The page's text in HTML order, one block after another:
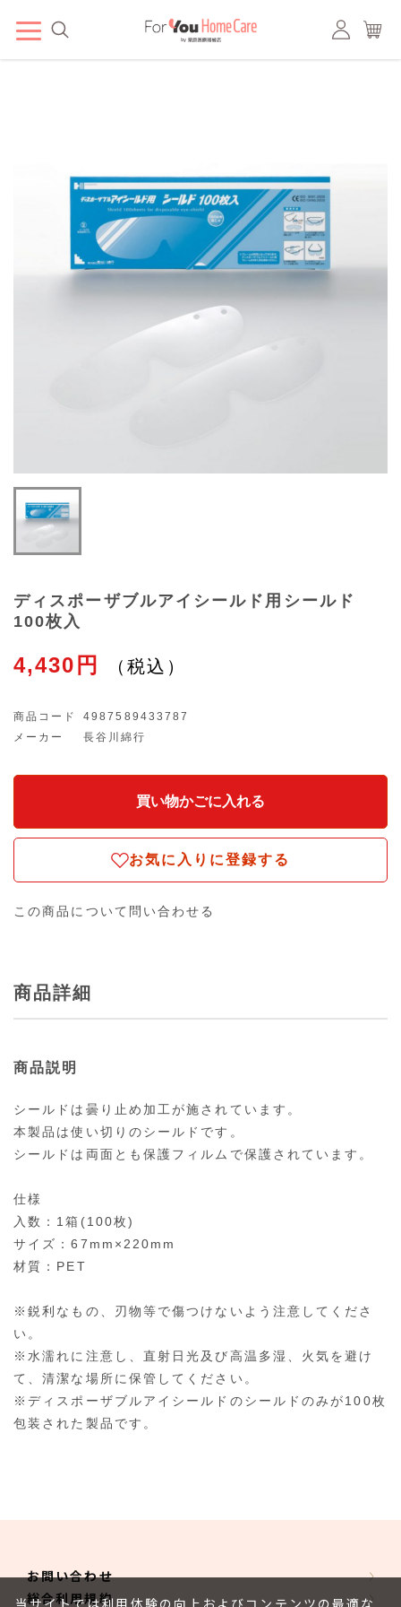
ディスポーザブルアイシールド用シールド
100枚入
4,430円
商品コード
4987589433787
メーカー
長谷川綿行
お気に入りに登録する
この商品について問い合わせる
商品詳細
商品説明
シールドは曇り止め加工が施されています。
本製品は使い切りのシールドです。
シールドは両面とも保護フィルムで保護されています。
仕様
入数：1箱(100枚)
サイズ：67mm×220mm
材質：PET
※鋭利なもの、刃物等で傷つけないよう注意してくださ
い。
※水濡れに注意し、直射日光及び高温多湿、火気を避け
て、清潔な場所に保管してください。
※ディスポーザブルアイシールドのシールドのみが100枚
包装された製品です。
お問い合わせ
総合利用規約